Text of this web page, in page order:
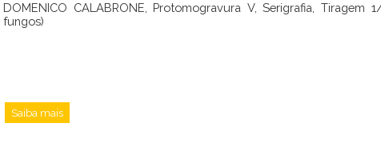
DOMENICO CALABRONE, Protomogravura V, Serigrafia, Tiragem
fungos)
Saiba mais